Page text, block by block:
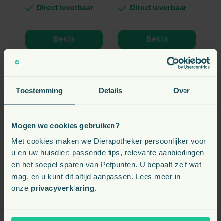
Toestemming Details Over
Mogen we cookies gebruiken?
Met cookies maken we Dierapotheker persoonlijker voor
u en uw huisdier: passende tips, relevante aanbiedingen
en het soepel sparen van Petpunten. U bepaalt zelf wat
mag, en u kunt dit altijd aanpassen. Lees meer in
onze privacyverklaring.
Direct leverbaar
Bekijk
Direct leverbaar
Bekijk
SYNOVIUM SYNOVIUM